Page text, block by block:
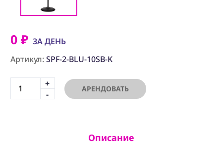
(CNS) РАСХОДНЫЕ
МАТЕРИАЛЫ
ПРОГРАММНОЕ
Аренда
Постпродакшн
0 ₽ ЗА ДЕНЬ
Артикул: SPF-2-BLU-10SB-K
+
-
АРЕНДОВАТЬ
Описание